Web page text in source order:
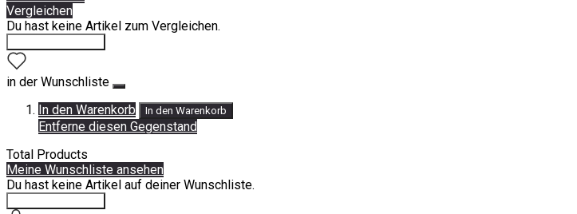
Vergleichen
Du hast keine Artikel zum Vergleichen.
in der Wunschliste
In den Warenkorb
In den Warenkorb
Entferne diesen Gegenstand
Total Products
Meine Wunschliste ansehen
Du hast keine Artikel auf deiner Wunschliste.